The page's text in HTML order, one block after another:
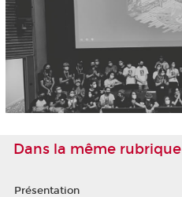
Dans la même rubrique
Présentation